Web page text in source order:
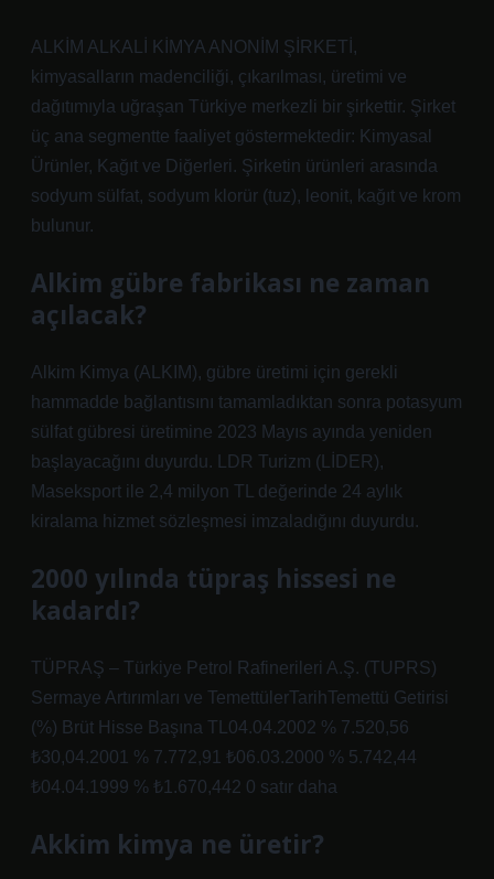
ALKİM ALKALİ KİMYA ANONİM ŞİRKETİ,
kimyasalların madenciliği, çıkarılması, üretimi ve
dağıtımıyla uğraşan Türkiye merkezli bir şirkettir. Şirket
üç ana segmentte faaliyet göstermektedir: Kimyasal
Ürünler, Kağıt ve Diğerleri. Şirketin ürünleri arasında
sodyum sülfat, sodyum klorür (tuz), leonit, kağıt ve krom
bulunur.
Alkim gübre fabrikası ne zaman
açılacak?
Alkim Kimya (ALKIM), gübre üretimi için gerekli
hammadde bağlantısını tamamladıktan sonra potasyum
sülfat gübresi üretimine 2023 Mayıs ayında yeniden
başlayacağını duyurdu. LDR Turizm (LİDER),
Maseksport ile 2,4 milyon TL değerinde 24 aylık
kiralama hizmet sözleşmesi imzaladığını duyurdu.
2000 yılında tüpraş hissesi ne
kadardı?
TÜPRAŞ – Türkiye Petrol Rafinerileri A.Ş. (TUPRS)
Sermaye Artırımları ve TemettülerTarihTemettü Getirisi
(%) Brüt Hisse Başına TL04.04.2002 % 7.520,56
₺30,04.2001 % 7.772,91 ₺06.03.2000 % 5.742,44
₺04.04.1999 % ₺1.670,442 0 satır daha
Akkim kimya ne üretir?